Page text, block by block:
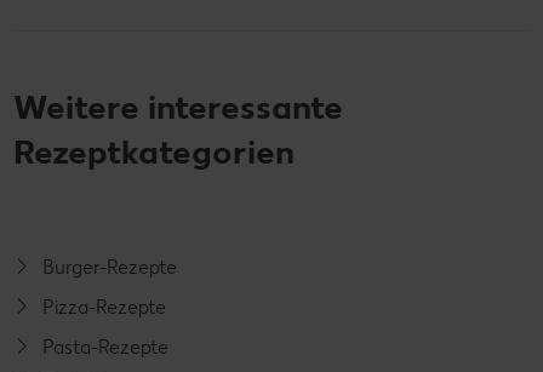
Weitere interessante
Rezeptkategorien
Burger-Rezepte
Pizza-Rezepte
Pasta-Rezepte